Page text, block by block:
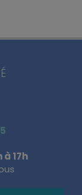
à 17h